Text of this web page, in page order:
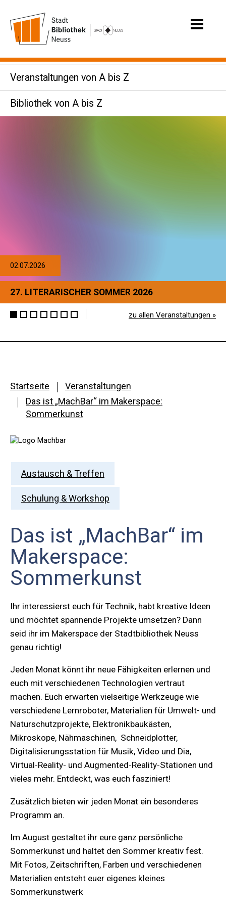
Veranstaltungen von A bis Z
Bibliothek von A bis Z
02.07.2026
27. LITERARISCHER SOMMER 2026
zu allen Veranstaltungen »
Startseite
Veranstaltungen
Das ist „MachBar“ im Makerspace:
Sommerkunst
Austausch & Treffen
Schulung & Workshop
Das ist „MachBar“ im
Makerspace:
Sommerkunst
Ihr interessierst euch für Technik, habt kreative Ideen
und möchtet spannende Projekte umsetzen? Dann
seid ihr im Makerspace der Stadtbibliothek Neuss
genau richtig!
Jeden Monat könnt ihr neue Fähigkeiten erlernen und
euch mit verschiedenen Technologien vertraut
machen. Euch erwarten vielseitige Werkzeuge wie
verschiedene Lernroboter, Materialien für Umwelt- und
Naturschutzprojekte, Elektronikbaukästen,
Mikroskope, Nähmaschinen, Schneidplotter,
Digitalisierungsstation für Musik, Video und Dia,
Virtual-Reality- und Augmented-Reality-Stationen und
vieles mehr. Entdeckt, was euch fasziniert!
Zusätzlich bieten wir jeden Monat ein besonderes
Programm an.
Im August gestaltet ihr eure ganz persönliche
Sommerkunst und haltet den Sommer kreativ fest.
Mit Fotos, Zeitschriften, Farben und verschiedenen
Materialien entsteht euer eigenes kleines
Sommerkunstwerk